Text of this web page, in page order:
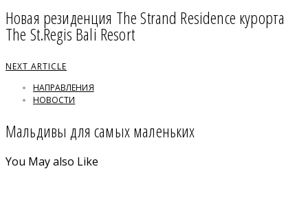
Новая резиденция The Strand Residence курорта
The St.Regis Bali Resort
NEXT ARTICLE
НАПРАВЛЕНИЯ
НОВОСТИ
Мальдивы для самых маленьких
You May also Like